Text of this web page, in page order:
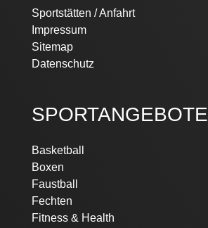
Sportstätten / Anfahrt
Impressum
Sitemap
Datenschutz
SPORTANGEBOTE
Navigation
überspringen
Basketball
Boxen
Faustball
Fechten
Fitness & Health